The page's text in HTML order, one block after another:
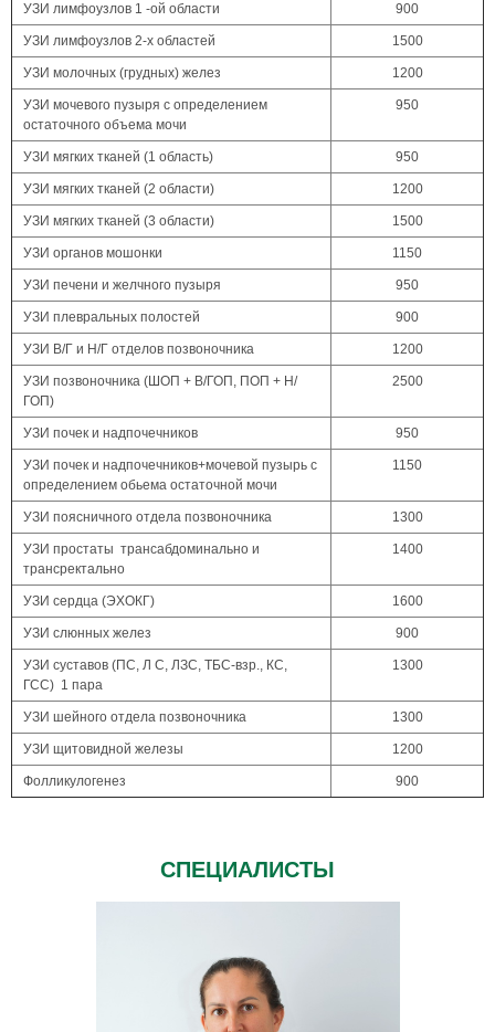
УЗИ лимфоузлов 1 -ой области 900
УЗИ лимфоузлов 2-х областей 1500
УЗИ молочных (грудных) желез 1200
УЗИ мочевого пузыря с определением
остаточного объема мочи
950
УЗИ мягких тканей (1 область) 950
УЗИ мягких тканей (2 области) 1200
УЗИ мягких тканей (3 области) 1500
УЗИ органов мошонки 1150
УЗИ печени и желчного пузыря 950
УЗИ плевральных полостей 900
УЗИ В/Г и Н/Г отделов позвоночника 1200
УЗИ позвоночника (ШОП + В/ГОП, ПОП + Н/
ГОП)
2500
УЗИ почек и надпочечников 950
УЗИ почек и надпочечников+мочевой пузырь с
определением обьема остаточной мочи
1150
УЗИ поясничного отдела позвоночника 1300
УЗИ простаты трансабдоминально и
трансректально
1400
УЗИ сердца (ЭХОКГ) 1600
УЗИ слюнных желез 900
УЗИ суставов (ПС, Л С, ЛЗС, ТБС-взр., КС,
ГСС) 1 пара
1300
УЗИ шейного отдела позвоночника 1300
УЗИ щитовидной железы 1200
Фолликулогенез 900
СПЕЦИАЛИСТЫ